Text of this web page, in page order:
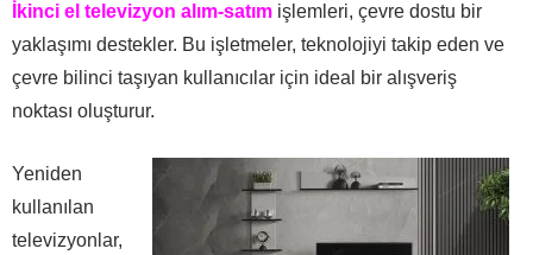
İkinci el televizyon alım-satım işlemleri, çevre dostu bir
yaklaşımı destekler. Bu işletmeler, teknolojiyi takip eden ve
çevre bilinci taşıyan kullanıcılar için ideal bir alışveriş
noktası oluşturur.
Yeniden
kullanılan
televizyonlar,